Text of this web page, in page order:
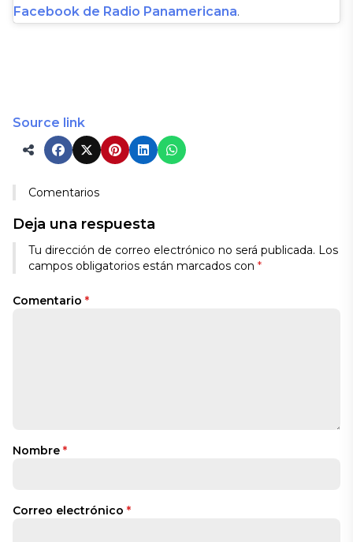
Facebook de Radio Panamericana.
Source link
Comentarios
Deja una respuesta
Tu dirección de correo electrónico no será publicada. Los
campos obligatorios están marcados con *
Comentario *
Nombre *
Correo electrónico *